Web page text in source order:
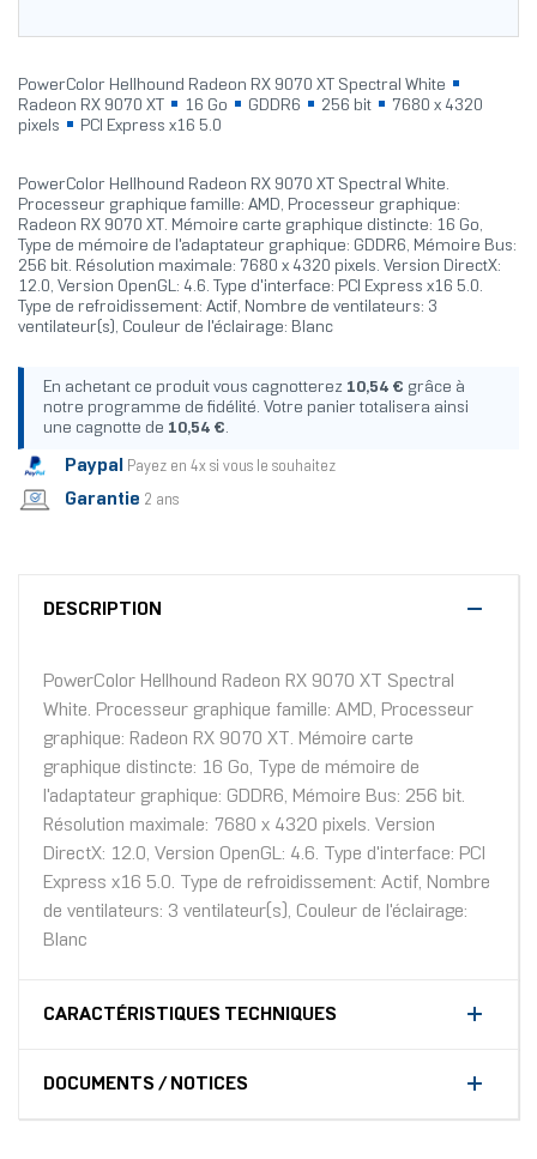
PowerColor Hellhound Radeon RX 9070 XT Spectral White
Radeon RX 9070 XT
16 Go GDDR6 256 bit
7680 x 4320
pixels
PCI Express x16 5.0
PowerColor Hellhound Radeon RX 9070 XT Spectral White.
Processeur graphique famille: AMD, Processeur graphique:
Radeon RX 9070 XT. Mémoire carte graphique distincte: 16 Go,
Type de mémoire de l'adaptateur graphique: GDDR6, Mémoire Bus:
256 bit. Résolution maximale: 7680 x 4320 pixels. Version DirectX:
12.0, Version OpenGL: 4.6. Type d'interface: PCI Express x16 5.0.
Type de refroidissement: Actif, Nombre de ventilateurs: 3
ventilateur(s), Couleur de l'éclairage: Blanc
En achetant ce produit vous cagnotterez 10,54 € grâce à
notre programme de fidélité. Votre panier totalisera ainsi
une cagnotte de 10,54 €.
Paypal Payez en 4x si vous le souhaitez
Garantie 2 ans
DESCRIPTION
PowerColor Hellhound Radeon RX 9070 XT Spectral
White. Processeur graphique famille: AMD, Processeur
graphique: Radeon RX 9070 XT. Mémoire carte
graphique distincte: 16 Go, Type de mémoire de
l'adaptateur graphique: GDDR6, Mémoire Bus: 256 bit.
Résolution maximale: 7680 x 4320 pixels. Version
DirectX: 12.0, Version OpenGL: 4.6. Type d'interface: PCI
Express x16 5.0. Type de refroidissement: Actif, Nombre
de ventilateurs: 3 ventilateur(s), Couleur de l'éclairage:
Blanc
CARACTÉRISTIQUES TECHNIQUES
DOCUMENTS / NOTICES